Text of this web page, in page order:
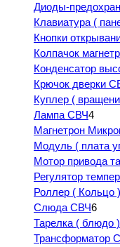
Диоды-
Клавиатура (
Кнопки
Колпачок
Конденсатор
Крючок дверки
Куплер (
Лампа СВЧ4
Магнетрон
Модуль ( плата
Мотор привода
Регулятор
Роллер ( Кольцо
Слюда СВЧ6
Тарелка ( блюдо
Трансформатор